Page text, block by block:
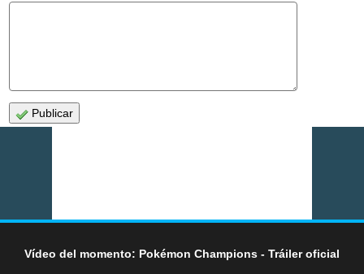
Publicar
Vídeo del momento: Pokémon Champions - Tráiler oficial